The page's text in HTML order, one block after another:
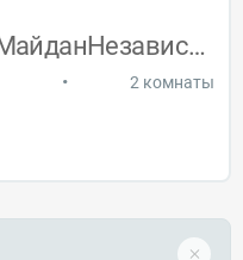
2х комн.-апарт.Центр,МайданНезависимости
• 2 комнаты